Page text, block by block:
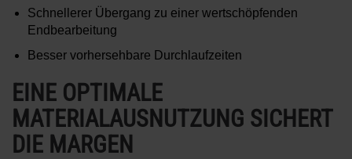
Schnellerer Übergang zu einer wertschöpfenden
Endbearbeitung
Besser vorhersehbare Durchlaufzeiten
EINE OPTIMALE
MATERIALAUSNUTZUNG SICHERT
DIE MARGEN